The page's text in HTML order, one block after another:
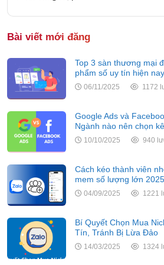
Bài viết mới đăng
Top 3 sàn thương mại
phẩm số uy tín hiện nay
06/11/2025 1172
Google Ads và
Ngành nào nên chọn
10/10/2025 940
Cách kéo thành viên
mem số lượng lớn 2025
04/09/2025 1221
Bí Quyết Chọn Mua
Tín, Tránh Bị Lừa Đảo
14/03/2025 1324